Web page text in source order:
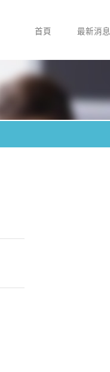
首頁 最新消息